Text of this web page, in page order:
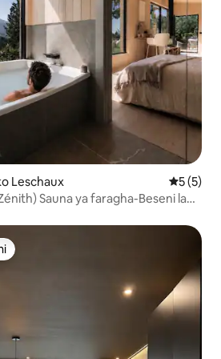
Leschaux
5 (5)
Sauna ya faragha-Beseni la